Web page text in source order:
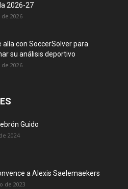
2026-27
2026
alía con SoccerSolver para
su análisis deportivo
2026
Guido
2024
a Alexis Saelemaekers
de 2023